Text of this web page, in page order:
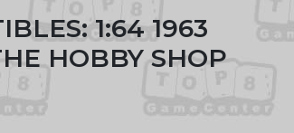
1:64 1963
HOBBY SHOP